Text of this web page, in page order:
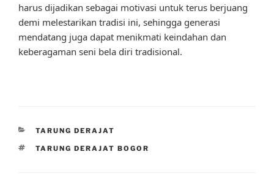
harus dijadikan sebagai motivasi untuk terus berjuang
demi melestarikan tradisi ini, sehingga generasi
mendatang juga dapat menikmati keindahan dan
keberagaman seni bela diri tradisional.
CATEGORIES
TARUNG DERAJAT
TAGS
TARUNG DERAJAT BOGOR